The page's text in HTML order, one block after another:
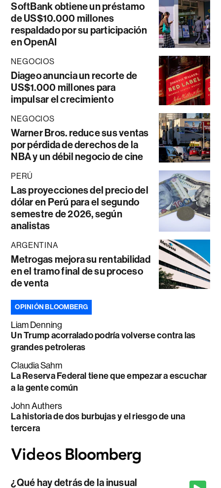
SoftBank obtiene un préstamo
de US$10.000 millones
respaldado por su participación
en OpenAI
NEGOCIOS
Diageo anuncia un recorte de
US$1.000 millones para
impulsar el crecimiento
NEGOCIOS
Warner Bros. reduce sus ventas
por pérdida de derechos de la
NBA y un débil negocio de cine
PERÚ
Las proyecciones del precio del
dólar en Perú para el segundo
semestre de 2026, según
analistas
ARGENTINA
Metrogas mejora su rentabilidad
en el tramo final de su proceso
de venta
OPINIÓN BLOOMBERG
Liam Denning
Un Trump acorralado podría volverse contra las
grandes petroleras
Claudia Sahm
La Reserva Federal tiene que empezar a escuchar
a la gente común
John Authers
La historia de dos burbujas y el riesgo de una
tercera
¿Qué hay detrás de la inusual